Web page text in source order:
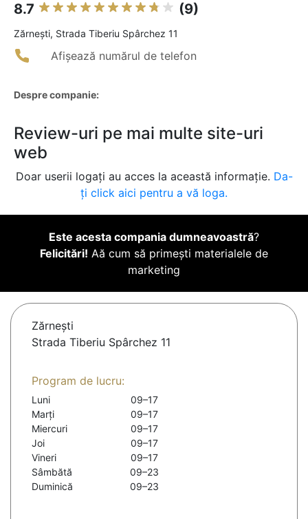
8.7 (9)
Zărneşti, Strada Tiberiu Spârchez 11
Afișează numărul de telefon
Despre companie:
Review-uri pe mai multe site-uri
web
Doar userii logați au acces la această informație. Da-
ți click aici pentru a vă loga.
Este acesta compania dumneavoastră?
Felicitări! Aă cum să primești materialele de
marketing
Zărneşti
Strada Tiberiu Spârchez 11
Program de lucru:
Luni
09–17
Marți
09–17
Miercuri
09–17
Joi
09–17
Vineri
09–17
Sâmbătă
09–23
Duminică
09–23